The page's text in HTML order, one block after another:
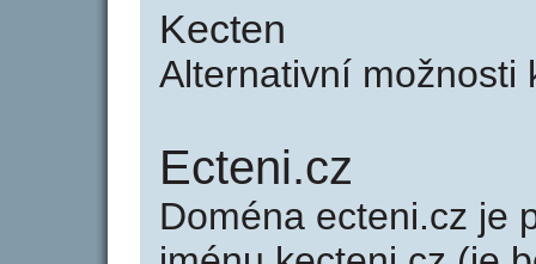
Kecten
Alternativní možnosti
Ecteni.cz
Doména ecteni.cz je